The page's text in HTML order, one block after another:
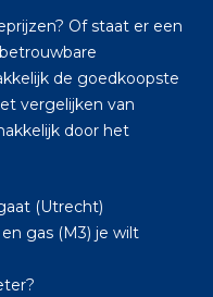
Of staat er een
de goedkoopste
vergelijken van
door het
(Utrecht)
gas (M3) je wilt